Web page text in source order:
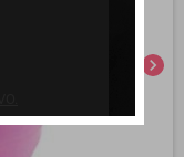
chevron_right